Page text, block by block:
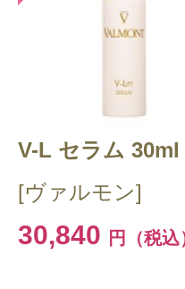
V-L セラム 30ml
[ヴァルモン]
30,840 円（税込